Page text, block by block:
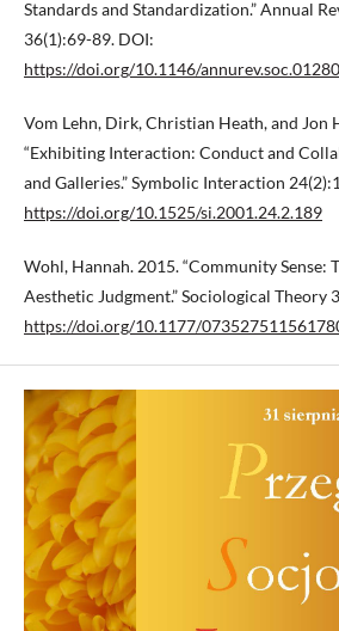
Standards and Standardization.” Annual
36(1):69-89. DOI:
https://doi.org/10.1146/
Vom Lehn, Dirk, Christian Heath, and Jon
“Exhibiting Interaction: Conduct and
and Galleries.” Symbolic Interaction
https://doi.org/10.1525/si.2001.24.2.189
Wohl, Hannah. 2015. “Community Sense:
Aesthetic Judgment.” Sociological Theory
https://doi.org/10.1177/